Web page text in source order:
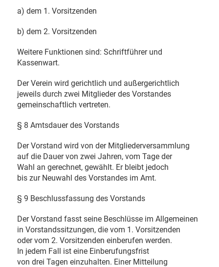
a) dem 1. Vorsitzenden
b) dem 2. Vorsitzenden
Weitere Funktionen sind: Schriftführer und
Kassenwart.
Der Verein wird gerichtlich und außergerichtlich
jeweils durch zwei Mitglieder des Vorstandes
gemeinschaftlich vertreten.
§ 8 Amtsdauer des Vorstands
Der Vorstand wird von der Mitgliederversammlung
auf die Dauer von zwei Jahren, vom Tage der
Wahl an gerechnet, gewählt. Er bleibt jedoch
bis zur Neuwahl des Vorstandes im Amt.
§ 9 Beschlussfassung des Vorstands
Der Vorstand fasst seine Beschlüsse im Allgemeinen
in Vorstandssitzungen, die vom 1. Vorsitzenden
oder vom 2. Vorsitzenden einberufen werden.
In jedem Fall ist eine Einberufungsfrist
von drei Tagen einzuhalten. Einer Mitteilung